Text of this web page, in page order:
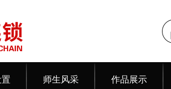
师生风采 作品展示